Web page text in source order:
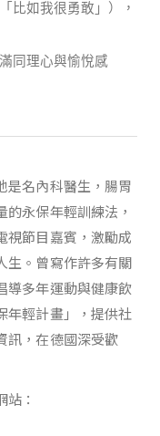
比如我很勇敢」），
同理心與愉悅感
是名內科醫生，腸胃
永保年輕訓練法，
視節目嘉賓，激勵成
生。曾寫作許多有關
導多年運動與健康飲
年輕計畫」，提供社
訊，在德國深受歡
：